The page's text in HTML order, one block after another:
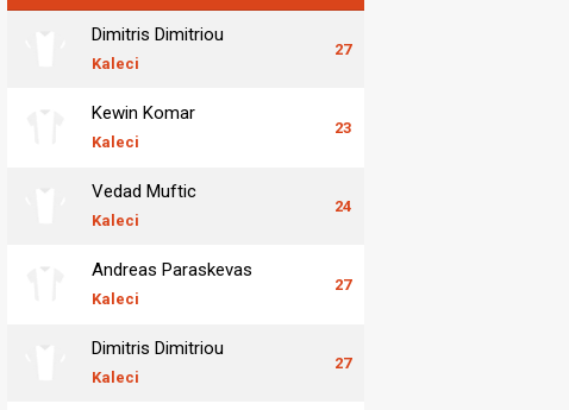
Dimitris Dimitriou
Kaleci
27
Kewin Komar
Kaleci
23
Vedad Muftic
Kaleci
24
Andreas Paraskevas
Kaleci
27
Dimitris Dimitriou
Kaleci
27